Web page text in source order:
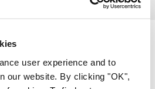
user experience and to
our website. By clicking "OK",